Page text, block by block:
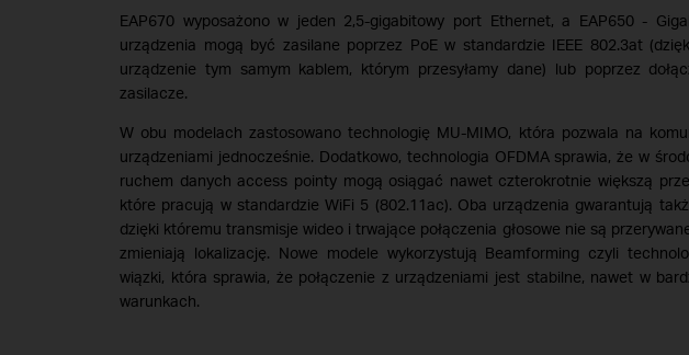
EAP670 wyposażono w jeden 2,5-gigabitowy port Ethernet, a EAP650 -
urządzenia mogą być zasilane poprzez PoE w standardzie IEEE 802.3at
urządzenie tym samym kablem, którym przesyłamy dane) lub poprzez
zasilacze.
W obu modelach zastosowano technologię MU-MIMO, która pozwala na
urządzeniami jednocześnie. Dodatkowo, technologia OFDMA sprawia, że w
ruchem danych access pointy mogą osiągać nawet czterokrotnie większą
które pracują w standardzie WiFi 5 (802.11ac). Oba urządzenia gwarantują
dzięki któremu transmisje wideo i trwające połączenia głosowe nie są
zmieniają lokalizację. Nowe modele wykorzystują Beamforming czyli
wiązki, która sprawia, że połączenie z urządzeniami jest stabilne, nawet w
warunkach.